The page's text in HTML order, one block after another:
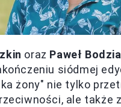
oraz Paweł
siódmej
żony" nie tylko
ale także